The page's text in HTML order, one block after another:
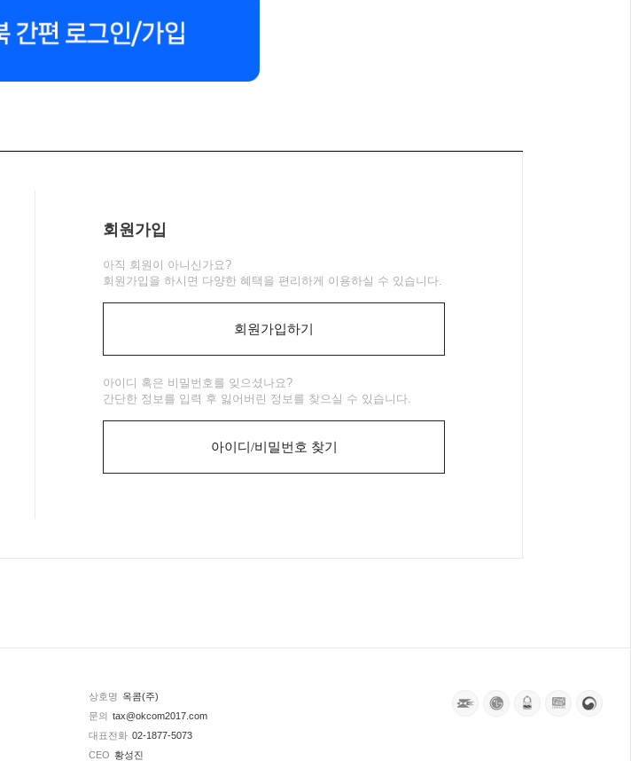
회원가입
아직 회원이 아니신가요?
회원가입을 하시면 다양한 혜택을 편리하게 이용하실 수 있습니다.
회원가입하기
아이디 혹은 비밀번호를 잊으셨나요?
간단한 정보를 입력 후 잃어버린 정보를 찾으실 수 있습니다.
아이디/비밀번호 찾기
상호명 옥콤(주)
문의 tax@okcom2017.com
대표전화 02-1877-5073
CEO 황성진